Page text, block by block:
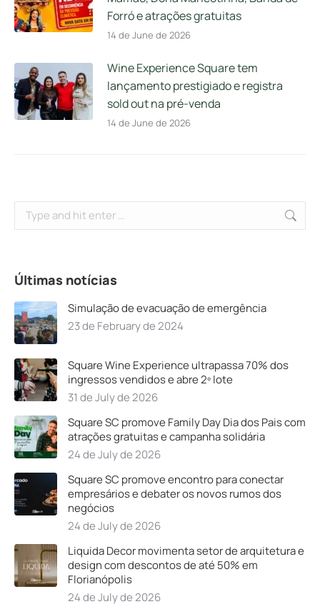
Forró e atrações gratuitas
14 de June de 2026
Wine Experience Square tem
lançamento prestigiado e registra
sold out na pré-venda
14 de June de 2026
Search:
Últimas notícias
Simulação de evacuação de emergência
23 de February de 2024
Square Wine Experience ultrapassa 70% dos
ingressos vendidos e abre 2º lote
31 de July de 2026
Square SC promove Family Day Dia dos Pais com
atrações gratuitas e campanha solidária
24 de July de 2026
Square SC promove encontro para conectar
empresários e debater os novos rumos dos
negócios
24 de July de 2026
Liquida Decor movimenta setor de arquitetura e
design com descontos de até 50% em
Florianópolis
24 de July de 2026